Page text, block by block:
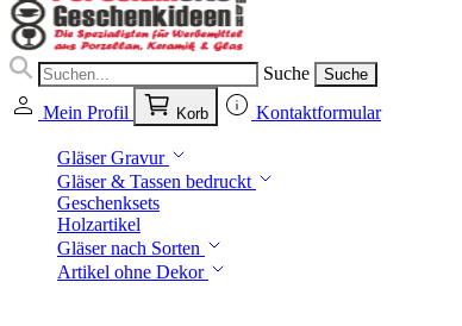
Suche Suche
Mein Profil Korb Kontaktformular
Gläser Gravur
Gläser & Tassen bedruckt
Geschenksets
Holzartikel
Gläser nach Sorten
Artikel ohne Dekor